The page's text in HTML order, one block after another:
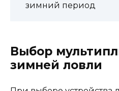
зимний период
Выбор
зимней ловли